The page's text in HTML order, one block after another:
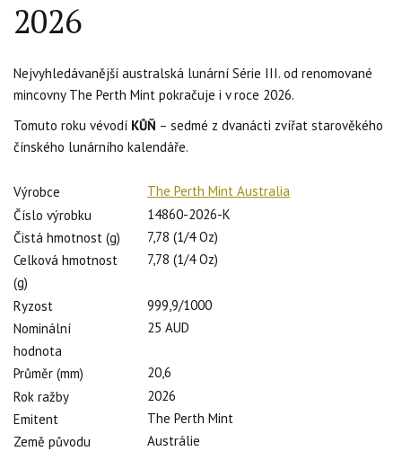
2026
Nejvyhledávanější australská lunární Série III. od renomované
mincovny The Perth Mint pokračuje i v roce 2026.
Tomuto roku vévodí KŮŇ – sedmé z dvanácti zvířat starověkého
čínského lunárního kalendáře.
Výrobce
The Perth Mint Australia
Číslo výrobku
14860-2026-K
Čistá hmotnost (g)
7,78 (1/4 Oz)
Celková hmotnost
(g)
7,78 (1/4 Oz)
Ryzost
999,9/1000
Nominální
hodnota
25 AUD
Průměr (mm)
20,6
Rok ražby
2026
Emitent
The Perth Mint
Země původu
Austrálie